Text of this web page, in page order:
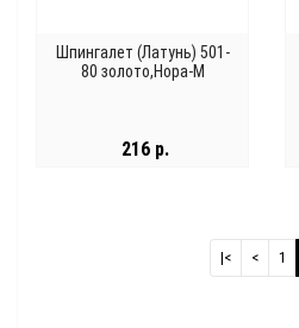
Шпингалет (Латунь) 501-
80 золото,Нора-М
216 р.
|< < 1